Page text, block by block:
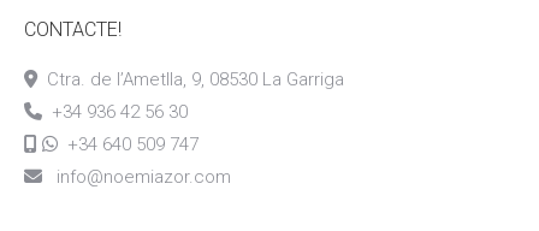
CONTACTE!
Ctra. de l’Ametlla, 9, 08530 La Garriga
+34 936 42 56 30
+34 640 509 747
info@noemiazor.com